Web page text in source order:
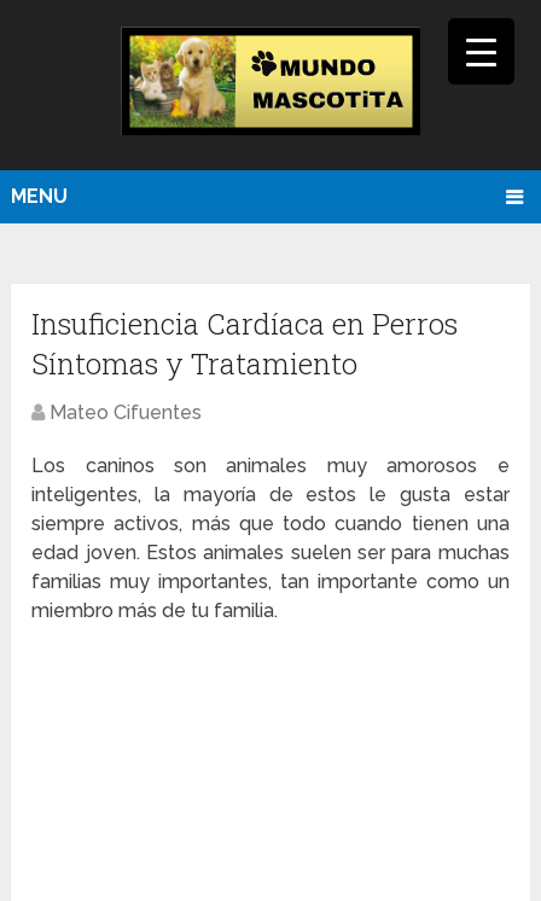
MENU
Insuficiencia Cardíaca en Perros
Síntomas y Tratamiento
Mateo Cifuentes
Los caninos son animales muy amorosos e
inteligentes, la mayoría de estos le gusta estar
siempre activos, más que todo cuando tienen una
edad joven. Estos animales suelen ser para muchas
familias muy importantes, tan importante como un
miembro más de tu familia.